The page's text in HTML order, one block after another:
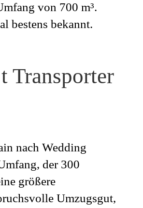
von 700 m³.
bestens bekannt.
Transporter
nach Wedding
der 300
größere
Umzugsgut,